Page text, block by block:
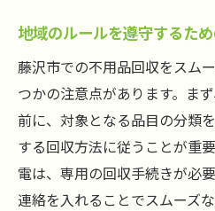
地域のルールを遵守するた
藤沢市での不用品回収をスム
つかの注意点があります。ま
前に、対象となる品目の分類
する回収方法に従うことが重
電は、専用の回収手続きが必
連絡を入れることでスムーズ